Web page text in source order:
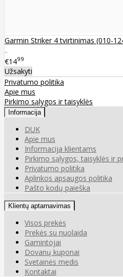
Garmin Striker 4 tvirtinimas (010-
..
€1499
Užsakyti
Privatumo politika
Apie mus
Pirkimo sąlygos ir taisyklės
Informacija
DUK
Apie mus
Informacija klientams
Pirkimo sąlygos, taisyklės ir
Privatumo politika
Aplinkos apsaugos politika
Pašto kodų paieška
Klientų aptarnavimas
Visos prekės
Prekės su nuolaida
Gamintojai
Dovanų kuponai
Svetainės medis
Kontaktai